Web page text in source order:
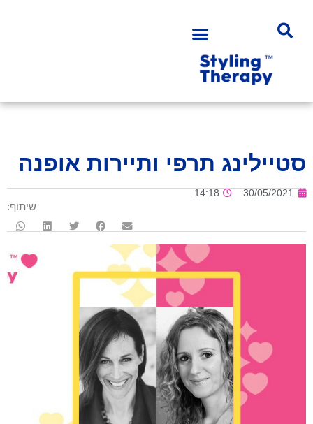
סטיילינג תרפי ותיירות אופנה
30/05/2021
14:18
שיתוף: